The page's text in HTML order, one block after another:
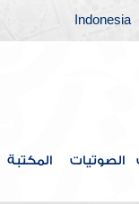
Indonesia
الصوتيات المكتبة